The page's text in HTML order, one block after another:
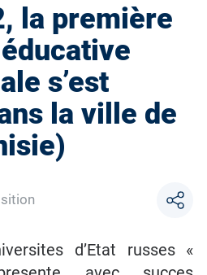
la première
s’est
la ville de
d’Etat russes «